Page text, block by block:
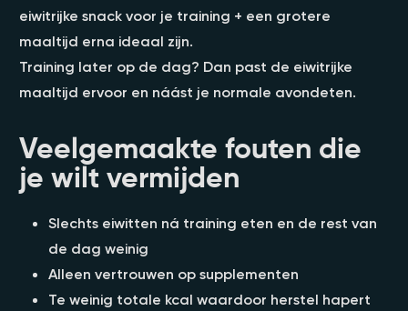
eiwitrijke snack voor je training + een grotere
maaltijd erna ideaal zijn.
Training later op de dag? Dan past de eiwitrijke
maaltijd ervoor en náást je normale avondeten.
Veelgemaakte fouten die
je wilt vermijden
Slechts eiwitten ná training eten en de rest van
de dag weinig
Alleen vertrouwen op supplementen
Te weinig totale kcal waardoor herstel hapert